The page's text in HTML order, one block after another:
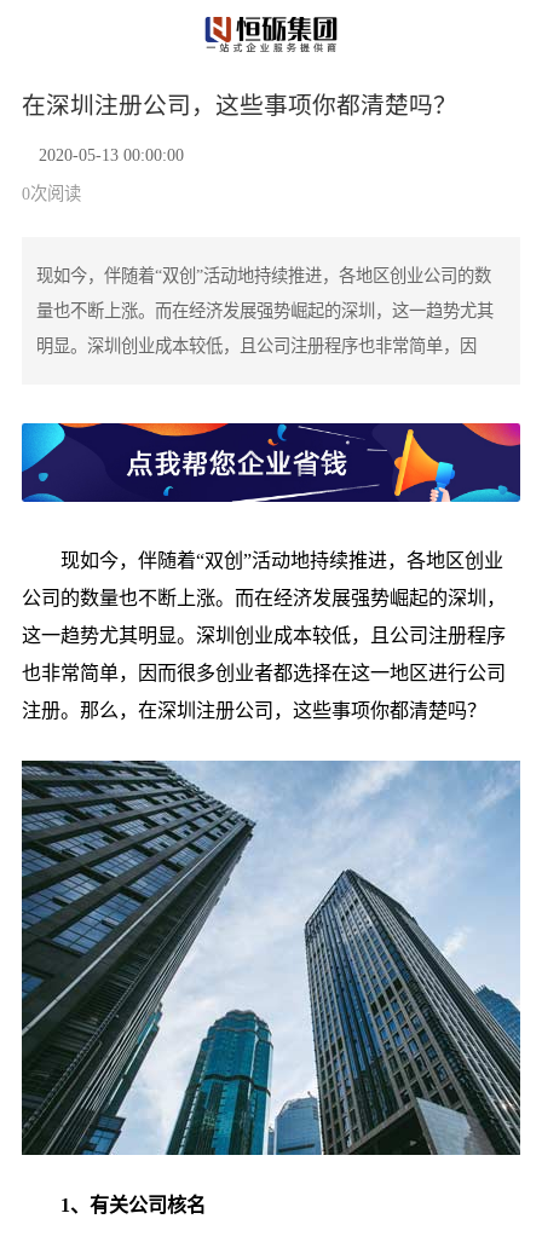
在深圳注册公司，这些事项你都清楚吗？
2020-05-13 00:00:00
0次阅读
现如今，伴随着“双创”活动地持续推进，各地区创业公司的数
量也不断上涨。而在经济发展强势崛起的深圳，这一趋势尤其
明显。深圳创业成本较低，且公司注册程序也非常简单，因
现如今，伴随着“双创”活动地持续推进，各地区创业
公司的数量也不断上涨。而在经济发展强势崛起的深圳，
这一趋势尤其明显。深圳创业成本较低，且公司注册程序
也非常简单，因而很多创业者都选择在这一地区进行公司
注册。那么，在深圳注册公司，这些事项你都清楚吗？
1、有关公司核名